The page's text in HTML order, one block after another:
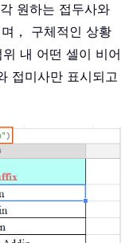
원하는 접두사와
， 구체적인 상황
내 어떤 셀이 비어
접미사만 표시되고